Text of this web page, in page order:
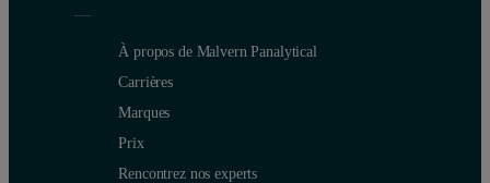
À propos de Malvern Panalytical
Carrières
Marques
Prix
Rencontrez nos experts